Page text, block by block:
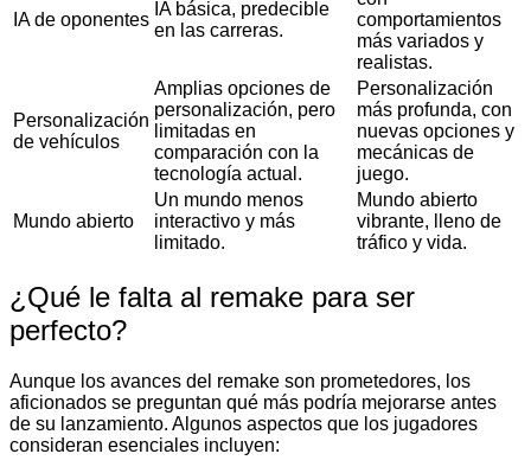
IA de oponentes
IA básica, predecible
en las carreras.
comportamientos
más variados y
realistas.
Personalización
de vehículos
Amplias opciones de
personalización, pero
limitadas en
comparación con la
tecnología actual.
Personalización
más profunda, con
nuevas opciones y
mecánicas de
juego.
Mundo abierto
Un mundo menos
interactivo y más
limitado.
Mundo abierto
vibrante, lleno de
tráfico y vida.
¿Qué le falta al remake para ser
perfecto?
Aunque los avances del remake son prometedores, los
aficionados se preguntan qué más podría mejorarse antes
de su lanzamiento. Algunos aspectos que los jugadores
consideran esenciales incluyen: